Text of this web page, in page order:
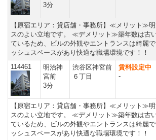
3分
【原宿エリア：貸店舗・事務所】≪メリット≫
スのよい立地です。 ≪デメリット≫築年数は古
ているため、ビルの外観やエントランスは綺麗
ッシュスペースがあり快適な職場環境です！！
114461
明治神
宮前
3分
渋谷区神宮前
６丁目
賃料設定中
-
【原宿エリア：貸店舗・事務所】≪メリット≫
スのよい立地です。 ≪デメリット≫築年数は古
ているため、ビルの外観やエントランスは綺麗
ッシュスペースがあり快適な職場環境です！！